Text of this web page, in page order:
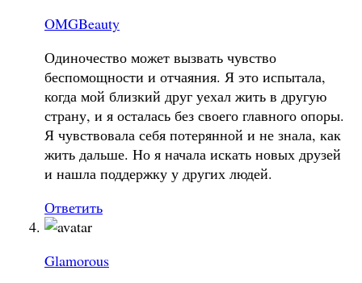
OMGBeauty
Одиночество может вызвать чувство
беспомощности и отчаяния. Я это испытала,
когда мой близкий друг уехал жить в другую
страну, и я осталась без своего главного опоры.
Я чувствовала себя потерянной и не знала, как
жить дальше. Но я начала искать новых друзей
и нашла поддержку у других людей.
Ответить
Glamorous